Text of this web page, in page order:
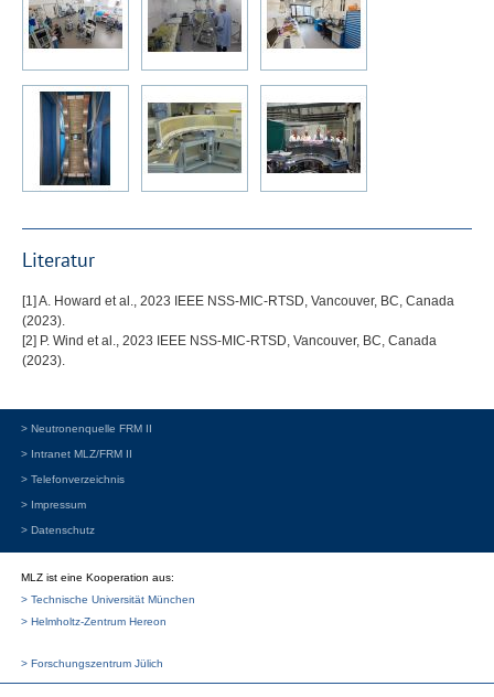
Literatur
[1] A. Howard et al., 2023 IEEE NSS-MIC-RTSD, Vancouver, BC, Canada
(2023).
[2] P. Wind et al., 2023
IEEE NSS-MIC-RTSD, Vancouver, BC, Canada
(2023).
> Neutronenquelle FRM II
> Intranet MLZ/FRM II
> Telefonverzeichnis
> Impressum
> Datenschutz
MLZ ist eine Kooperation aus:
> Technische Universität München
> Helmholtz-Zentrum Hereon
> Forschungszentrum Jülich